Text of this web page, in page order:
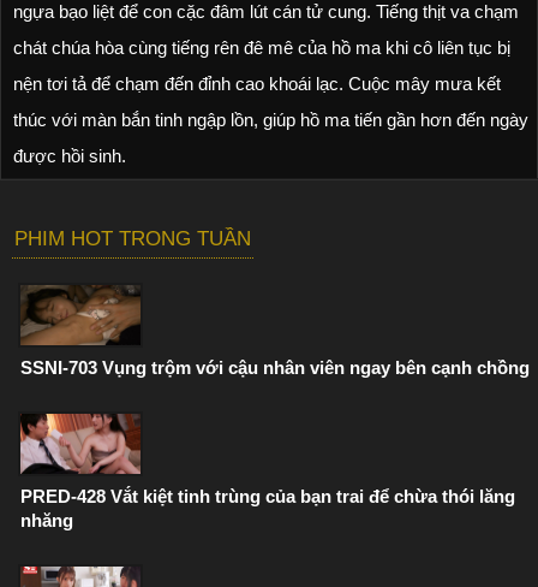
ngựa bạo liệt để con cặc đâm lút cán tử cung. Tiếng thịt va chạm
chát chúa hòa cùng tiếng rên đê mê của hồ ma khi cô liên tục bị
nện tơi tả để chạm đến đỉnh cao khoái lạc. Cuộc mây mưa kết
thúc với màn bắn tinh ngập lồn, giúp hồ ma tiến gần hơn đến ngày
được hồi sinh.
PHIM HOT TRONG TUẦN
SSNI-703 Vụng trộm với cậu nhân viên ngay bên cạnh chồng
PRED-428 Vắt kiệt tinh trùng của bạn trai để chừa thói lăng
nhăng